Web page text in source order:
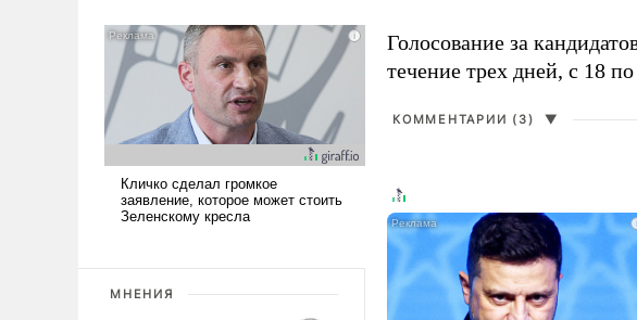
МНЕНИЯ
Голосование за
течение трех дней, с 18
КОММЕНТАРИИ (3) ▼
i